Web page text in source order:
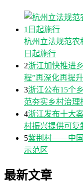
杭州立法规范农
日起施行
2浙江加快推进
程”再深化再提升
3浙江公布15个
范夯实乡村治理
4浙江发布十大
村振兴提供可复
5紫荆村——中国
示范区
最新文章